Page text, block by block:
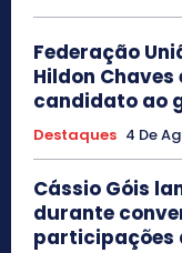
Federação
Hildon Chaves
candidato ao
Destaques 4 De
Cássio Góis
durante
participações